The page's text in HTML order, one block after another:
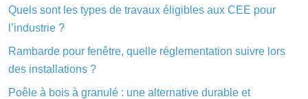
Quels sont les types de travaux éligibles aux CEE pour
l’industrie ?
Rambarde pour fenêtre, quelle réglementation suivre lors
des installations ?
Poêle à bois à granulé : une alternative durable et